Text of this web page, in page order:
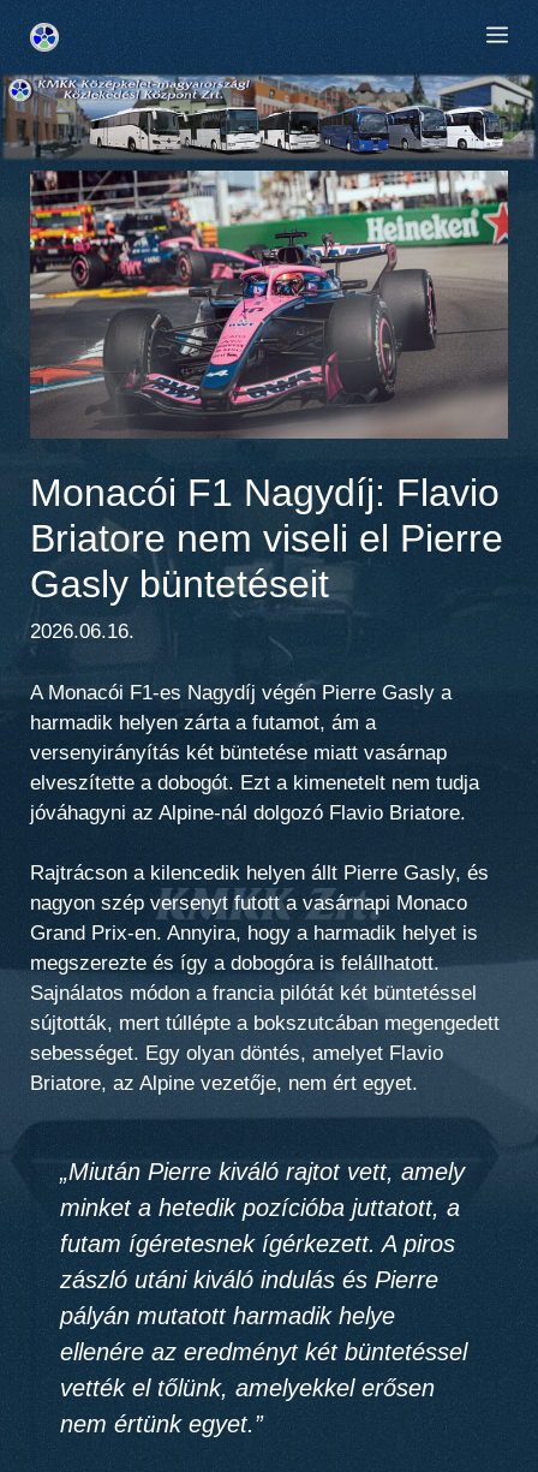
tartalomba
Monacói F1 Nagydíj: Flavio
Briatore nem viseli el Pierre
Gasly büntetéseit
2026.06.16.
A Monacói F1-es Nagydíj végén Pierre Gasly a
harmadik helyen zárta a futamot, ám a
versenyirányítás két büntetése miatt vasárnap
elveszítette a dobogót. Ezt a kimenetelt nem tudja
jóváhagyni az Alpine-nál dolgozó Flavio Briatore.
Rajtrácson a kilencedik helyen állt Pierre Gasly, és
nagyon szép versenyt futott a vasárnapi Monaco
Grand Prix-en. Annyira, hogy a harmadik helyet is
megszerezte és így a dobogóra is felállhatott.
Sajnálatos módon a francia pilótát két büntetéssel
sújtották, mert túllépte a bokszutcában megengedett
sebességet. Egy olyan döntés, amelyet Flavio
Briatore, az Alpine vezetője, nem ért egyet.
„Miután Pierre kiváló rajtot vett, amely
minket a hetedik pozícióba juttatott, a
futam ígéretesnek ígérkezett. A piros
zászló utáni kiváló indulás és Pierre
pályán mutatott harmadik helye
ellenére az eredményt két büntetéssel
vették el tőlünk, amelyekkel erősen
nem értünk egyet.”